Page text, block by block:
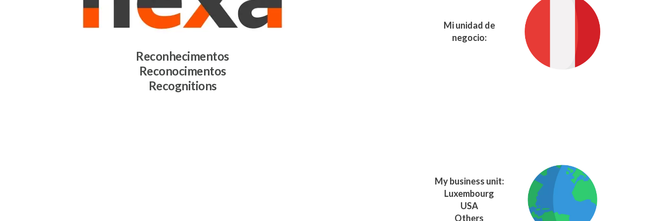
Reconhecimentos
Reconocimentos
Recognitions
Mi unidad de
negocio:
My business unit:
Luxembourg
USA
Others